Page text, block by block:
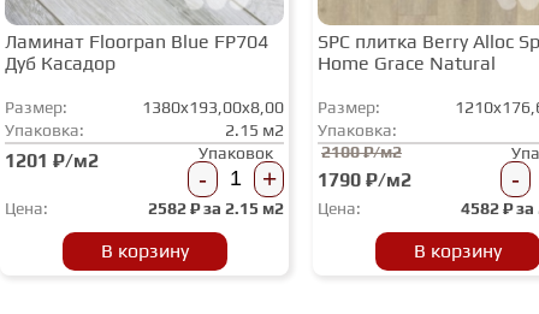
Ламинат Floorpan Blue FP704
Дуб Касадор
Размер:
1380x193,00x8,00
Упаковка:
2.15 м2
1201 ₽/м2 Упаковок
- +
Цена: 2582₽ за 2.15 м2
В корзину
SPC плитка Berry Alloc
Home Grace Natural
Размер:
Упаковка:
2100 ₽/м2
1790 ₽/м2 -
Цена: 4582₽ за
В корзину